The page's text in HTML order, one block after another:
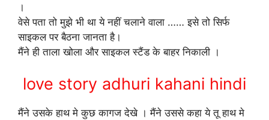
।
वेसे पता तो मुझे भी था ये नहीं चलाने वाला …… इसे तो सिर्फ
साइकल पर बैठना जानता है।
मैंने ही ताला खोला और साइकल स्टैंड के बाहर निकाली ।
love story adhuri kahani hindi
मैंने उसके हाथ मे कुछ कागज देखे । मैंने उससे कहा ये तू हाथ मे